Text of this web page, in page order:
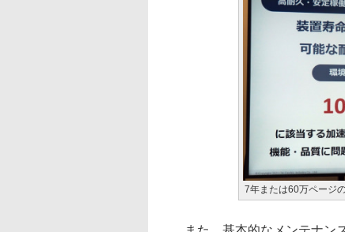
7年または60万ページ